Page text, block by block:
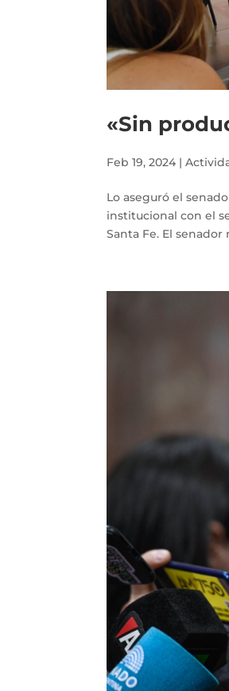
«Sin
Feb 19, 2024 |
Lo aseguró el
institucional con el
Santa Fe. El